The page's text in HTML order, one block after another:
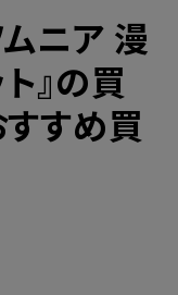
へ
ンも開催中！
ニア 漫
』の買
すめ買